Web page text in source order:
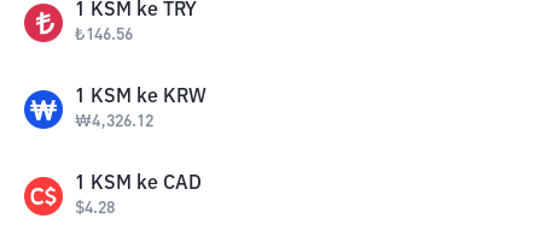
1 KSM ke TRY
₺146.56
1 KSM ke KRW
₩4,326.12
1 KSM ke CAD
$4.28